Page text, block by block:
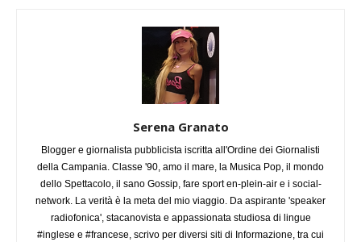
Serena Granato
Blogger e giornalista pubblicista iscritta all'Ordine dei Giornalisti
della Campania. Classe '90, amo il mare, la Musica Pop, il mondo
dello Spettacolo, il sano Gossip, fare sport en-plein-air e i social-
network. La verità è la meta del mio viaggio. Da aspirante 'speaker
radiofonica', stacanovista e appassionata studiosa di lingue
#inglese e #francese, scrivo per diversi siti di Informazione, tra cui